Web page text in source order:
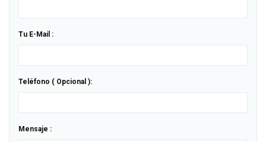
Tu E-Mail :
Teléfono ( Opcional ):
Mensaje :